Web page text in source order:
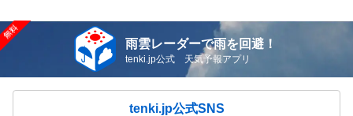
雨雲レーダーで雨を回避！
tenki.jp公式 天気予報アプリ
tenki.jp公式SNS